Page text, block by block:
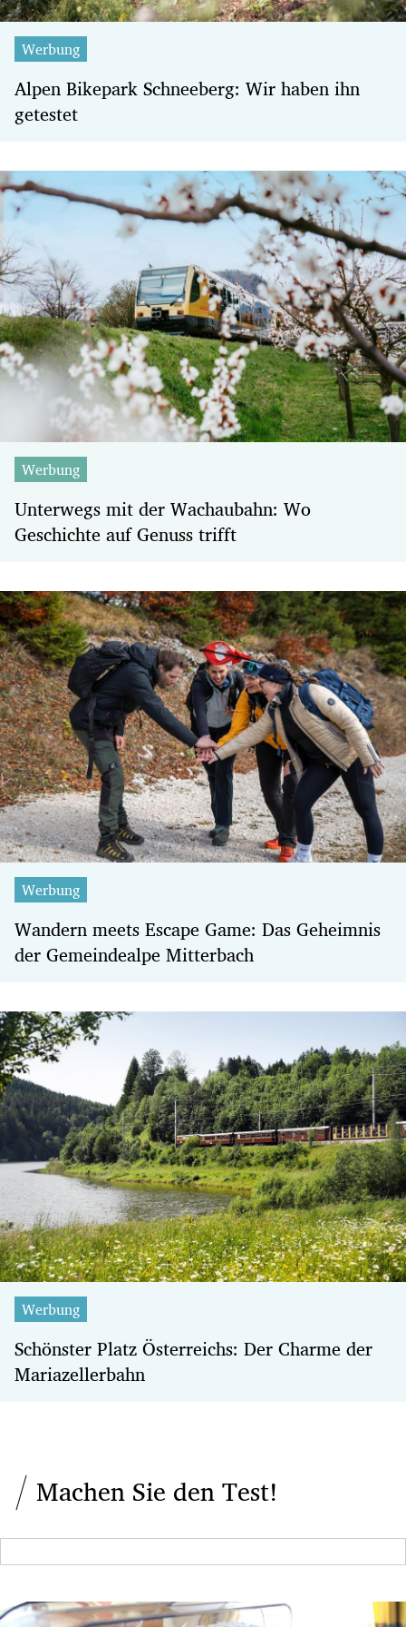
Werbung
Alpen Bikepark Schneeberg: Wir haben ihn
getestet
Werbung
Unterwegs mit der Wachaubahn: Wo
Geschichte auf Genuss trifft
Werbung
Wandern meets Escape Game: Das Geheimnis
der Gemeindealpe Mitterbach
Werbung
Schönster Platz Österreichs: Der Charme der
Mariazellerbahn
Machen Sie den Test!